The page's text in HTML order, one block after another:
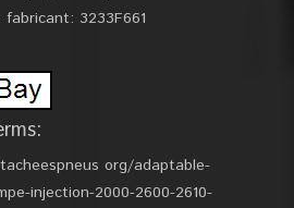
3233F661
org/adaptable-
injection-2000-2600-2610-